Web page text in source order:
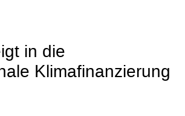
in die
Klimafinanzierung